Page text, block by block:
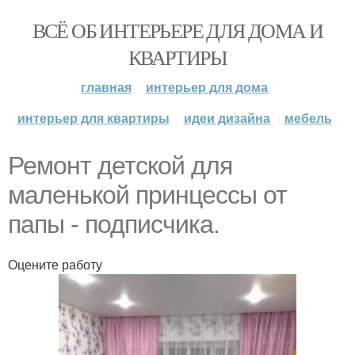
ВСЁ ОБ ИНТЕРЬЕРЕ ДЛЯ ДОМА И
КВАРТИРЫ
главная
интерьер для дома
интерьер для квартиры
идеи дизайна мебель
Ремонт детской для
маленькой принцессы от
папы - подписчика.
Оцените работу